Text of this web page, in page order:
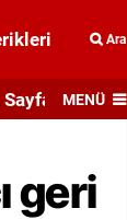
Ara
MENÜ
geri